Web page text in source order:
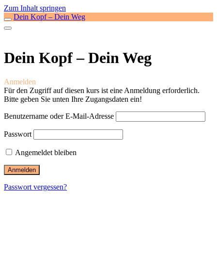
Zum Inhalt springen
Dein Kopf – Dein Weg
Dein Kopf – Dein Weg
Anmelden
Für den Zugriff auf diesen kurs ist eine Anmeldung erforderlich.
Bitte geben Sie unten Ihre Zugangsdaten ein!
Benutzername oder E-Mail-Adresse
Passwort
Angemeldet bleiben
Passwort vergessen?